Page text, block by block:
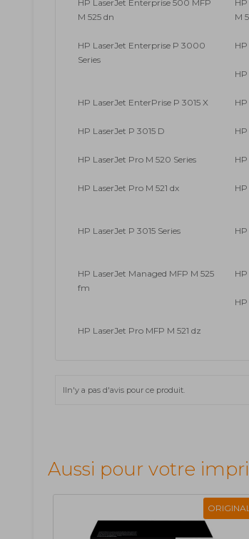
HP LaserJet Enterprise 500 MFP
M 525 dn
M
HP LaserJet Enterprise P 3000
Series
HP
HP LaserJet EnterPrise P 3015 X HP
HP LaserJet P 3015 D
HP LaserJet Pro M 520 Series
HP LaserJet Pro M 521 dx
HP LaserJet P 3015 Series HP
HP LaserJet Managed MFP M 525
fm
HP
HP
HP LaserJet Pro MFP M 521 dz
Iln'y a pas d'avis pour ce produit.
Aussi pour votre